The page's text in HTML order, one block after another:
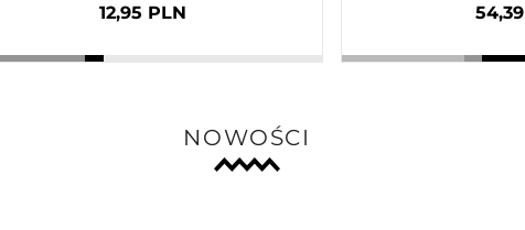
12,95 PLN
NOWOŚCI